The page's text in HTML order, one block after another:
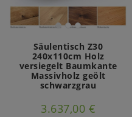
Säulentisch Z30
240x110cm Holz
versiegelt Baumkante
Massivholz geölt
schwarzgrau
3.637,00 €